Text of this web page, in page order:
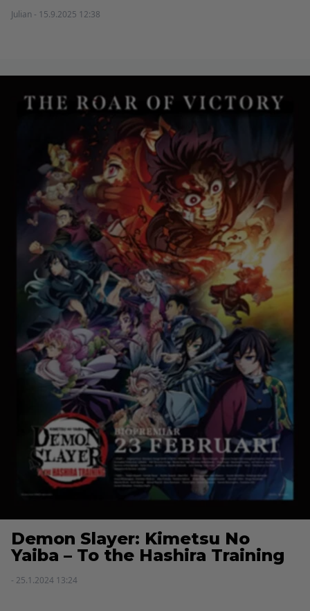
Julian - 15.9.2025 12:38
Demon Slayer: Kimetsu No
Yaiba – To the Hashira Training
- 25.1.2024 13:24